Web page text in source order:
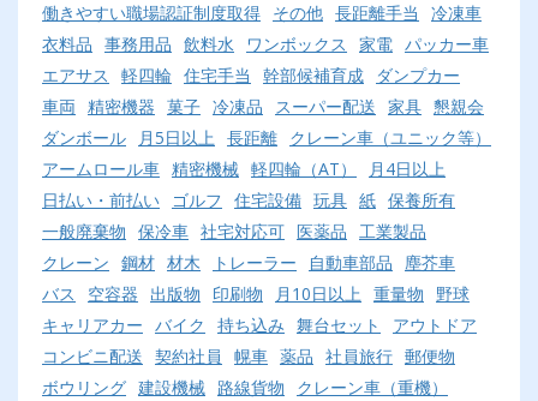
働きやすい職場認証制度取得 その他 長距離手当
冷凍車
衣料品 事務用品 飲料水 ワンボックス 家電 パッカー車
エアサス
軽四輪 住宅手当 幹部候補育成
ダンプカー
車両 精密機器 菓子 冷凍品 スーパー配送 家具 懇親会
ダンボール
月5日以上 長距離 クレーン車（ユニック等）
アームロール車 精密機械 軽四輪（AT）
月4日以上
日払い・前払い ゴルフ 住宅設備 玩具 紙 保養所有
一般廃棄物 保冷車 社宅対応可 医薬品 工業製品
クレーン 鋼材 材木 トレーラー 自動車部品 塵芥車
バス
空容器 出版物 印刷物 月10日以上 重量物
野球
キャリアカー バイク 持ち込み 舞台セット
アウトドア
コンビニ配送 契約社員 幌車 薬品 社員旅行 郵便物
ボウリング 建設機械 路線貨物
クレーン車（重機）